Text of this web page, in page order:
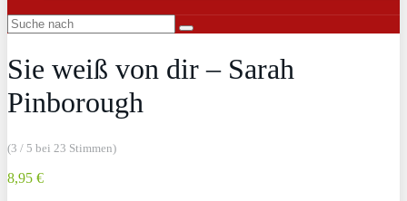
Sie weiß von dir – Sarah
Pinborough
(3 / 5 bei 23 Stimmen)
8,95 €